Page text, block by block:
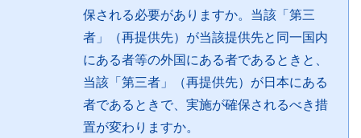
保される必要がありますか。当該「第三
者」（再提供先）が当該提供先と同一国内
にある者等の外国にある者であるときと、
当該「第三者」（再提供先）が日本にある
者であるときで、実施が確保されるべき措
置が変わりますか。